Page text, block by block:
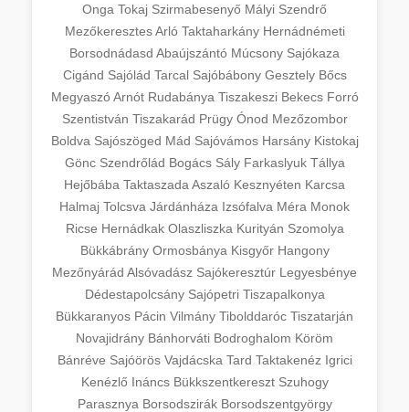
Onga Tokaj Szirmabesenyő Mályi Szendrő
MezőkeresztesArló Taktaharkány Hernádnémeti
Borsodnádasd Abaújszántó Múcsony Sajókaza
Cigánd Sajólád Tarcal Sajóbábony Gesztely Bőcs
MegyaszóArnót Rudabánya Tiszakeszi Bekecs Forró
Szentistván Tiszakarád Prügy Ónod Mezőzombor
Boldva Sajószöged Mád Sajóvámos Harsány Kistokaj
Gönc Szendrőlád Bogács Sály Farkaslyuk Tállya
Hejőbába Taktaszada Aszaló Kesznyéten Karcsa
Halmaj Tolcsva Járdánháza Izsófalva Méra Monok
Ricse Hernádkak Olaszliszka Kurityán Szomolya
Bükkábrány Ormosbánya Kisgyőr Hangony
Mezőnyárád Alsóvadász Sajókeresztúr Legyesbénye
Dédestapolcsány Sajópetri Tiszapalkonya
Bükkaranyos Pácin Vilmány Tibolddaróc Tiszatarján
Novajidrány Bánhorváti Bodroghalom Köröm
Bánréve Sajóörös Vajdácska Tard Taktakenéz Igrici
Kenézlő Ináncs Bükkszentkereszt Szuhogy
Parasznya Borsodszirák Borsodszentgyörgy